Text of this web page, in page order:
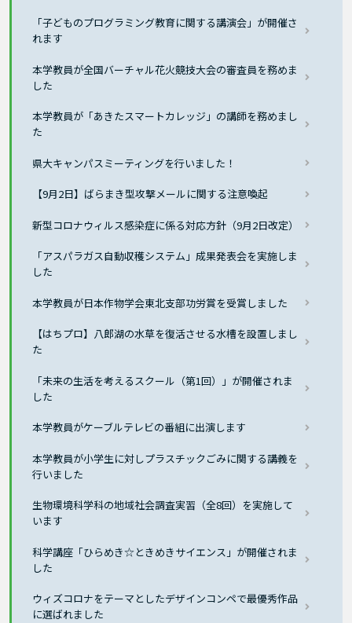
「子どものプログラミング教育に関する講演会」が開催さ
れます
本学教員が全国バーチャル花火競技大会の審査員を務めま
した
本学教員が「あきたスマートカレッジ」の講師を務めまし
た
県大キャンパスミーティングを行いました！
【9月2日】ばらまき型攻撃メールに関する注意喚起
新型コロナウィルス感染症に係る対応方針（9月2日改定）
「アスパラガス自動収穫システム」成果発表会を実施しま
した
本学教員が日本作物学会東北支部功労賞を受賞しました
【はちプロ】八郎湖の水草を復活させる水槽を設置しまし
た
「未来の生活を考えるスクール（第1回）」が開催されま
した
本学教員がケーブルテレビの番組に出演します
本学教員が小学生に対しプラスチックごみに関する講義を
行いました
生物環境科学科の地域社会調査実習（全8回）を実施して
います
科学講座「ひらめき☆ときめきサイエンス」が開催されま
した
ウィズコロナをテーマとしたデザインコンペで最優秀作品
に選ばれました